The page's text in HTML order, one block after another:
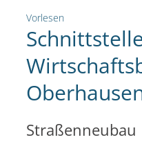
Vorlesen
Straßenneubau